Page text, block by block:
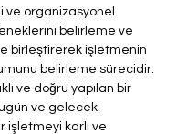
ve organizasyonel
belirleme ve
birleştirerek işletmenin
belirleme sürecidir.
ve doğru yapılan bir
ve gelecek
işletmeyi karlı ve